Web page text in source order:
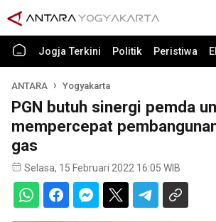
Jogja Terkini Politik Peristiwa
ANTARA Yogyakarta
PGN butuh sinergi pemda
mempercepat
gas
Selasa, 15 Februari 2022 16:05 WIB